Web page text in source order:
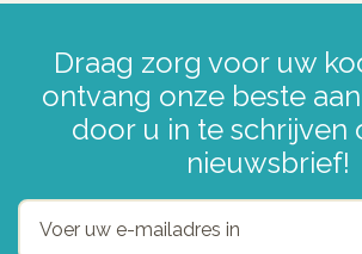
Draag zorg voor uw
ontvang onze beste
door u in te schrijven
nieuwsbrief!